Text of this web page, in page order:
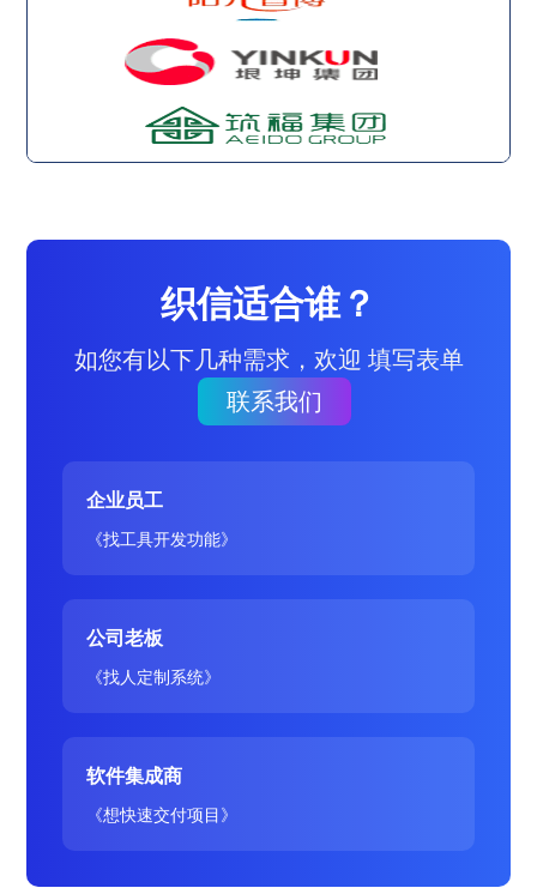
织信适合谁？
如您有以下几种需求，欢迎 填写表单
联系我们
企业员工
《找工具开发功能》
公司老板
《找人定制系统》
软件集成商
《想快速交付项目》